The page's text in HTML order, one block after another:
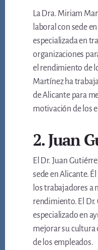
La Dra. Miriam
laboral con sede
especializada en
organizaciones
el rendimiento de
Martínez ha
de Alicante para
motivación de los
2. Juan
El Dr. Juan
sede en Alicante.
los trabajadores a
rendimiento. El
especializado en
mejorar su cultura
de los empleados.